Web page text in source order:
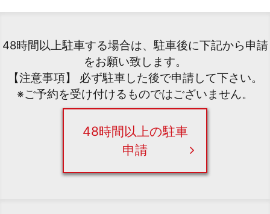
48時間以上駐車する場合は、駐車後に下記から申請
をお願い致します。
【注意事項】 必ず駐車した後で申請して下さい。
※ご予約を受け付けるものではございません。
48時間以上の駐車
申請